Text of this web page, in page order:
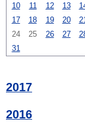
10
11 12 13
17
18 19 20 21
24
25 26 27
31
2017
2016